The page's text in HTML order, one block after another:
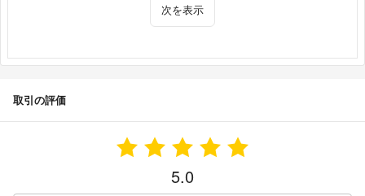
次を表示
取引の評価
5.0